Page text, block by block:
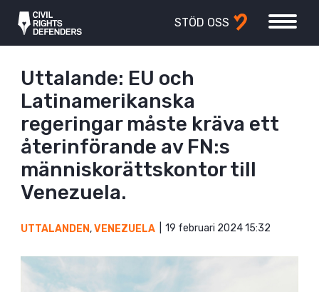
STÖD OSS
Uttalande: EU och
Latinamerikanska
regeringar måste kräva ett
återinförande av FN:s
människorättskontor till
Venezuela.
UTTALANDEN,VENEZUELA 19 februari 2024 15:32